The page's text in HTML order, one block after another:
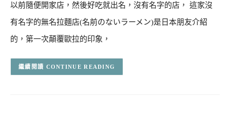
以前隨便開家店，然後好吃就出名，沒有名字的店， 這家沒
有名字的無名拉麵店(名前のないラーメン)是日本朋友介紹
的，第一次顛覆歐拉的印象，
CONTINUE READING